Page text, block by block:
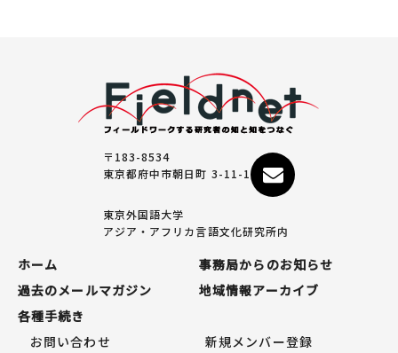
〒183-8534
東京都府中市朝日町 3-11-1
東京外国語大学
アジア・アフリカ言語文化研究所内
ホーム
事務局からのお知らせ
過去のメールマガジン
地域情報アーカイブ
各種手続き
お問い合わせ
新規メンバー登録